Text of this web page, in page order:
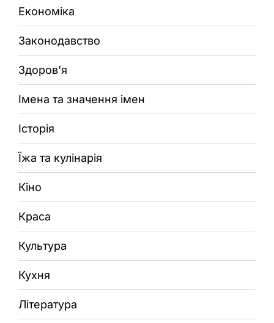
Економіка
Законодавство
Здоров'я
Імена та значення імен
Історія
Їжа та кулінарія
Кіно
Краса
Культура
Кухня
Література